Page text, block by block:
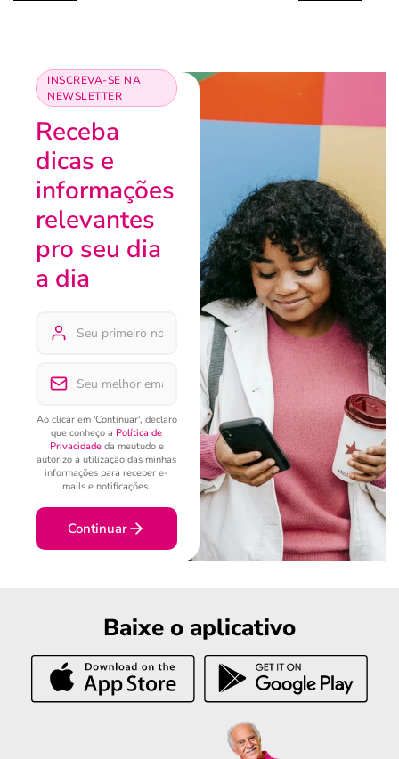
INSCREVA-SE NA
NEWSLETTER
Receba
dicas e
informações
relevantes
pro seu dia
a dia
Ao clicar em 'Continuar', declaro
que conheço a Política de
Privacidadeda meutudo e
autorizo a utilização das minhas
informações para receber e-
mails e notificações.
Continuar
Baixe o aplicativo